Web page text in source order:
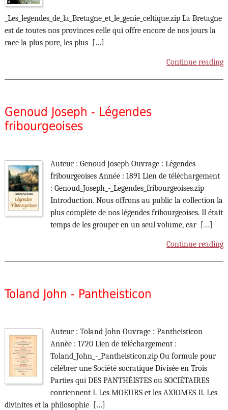
_Les_legendes_de_la_Bretagne_et_le_genie_celtique.zip La Bretagne
est de toutes nos provinces celle qui offre encore de nos jours la
race la plus pure, les plus […]
Continue reading
Genoud Joseph - Légendes
fribourgeoises
Auteur : Genoud Joseph Ouvrage : Légendes
fribourgeoises Année : 1891 Lien de téléchargement
: Genoud_Joseph_-_Legendes_fribourgeoises.zip
Introduction. Nous offrons au public la collection la
plus complète de nos légendes fribourgeoises. Il était
temps de les grouper en un seul volume, car […]
Continue reading
Toland John - Pantheisticon
Auteur : Toland John Ouvrage : Pantheisticon
Année : 1720 Lien de téléchargement :
Toland_John_-_Pantheisticon.zip Ou formule pour
célébrer une Société socratique Divisée en Trois
Parties qui DES PANTHÉISTES ou SOCIÉTAIRES
contiennent I. Les MOEURS et les AXIOMES II. Les
divinites et la philosophie […]